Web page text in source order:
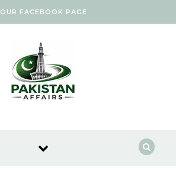
OUR FACEBOOK PAGE